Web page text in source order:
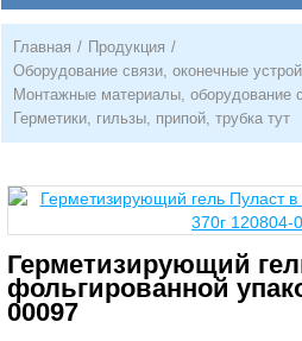
Главная / Продукция /
Оборудование связи, оконечные
Монтажные материалы, оборудование
Герметики, гильзы, припой, трубка тут
Герметизирующий
фольгированной
00097